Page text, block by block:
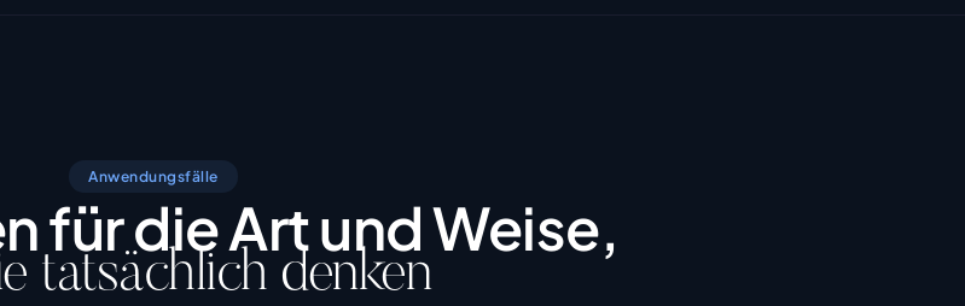
Anwendungsfälle
für die Art und Weise,
tatsächlich denken